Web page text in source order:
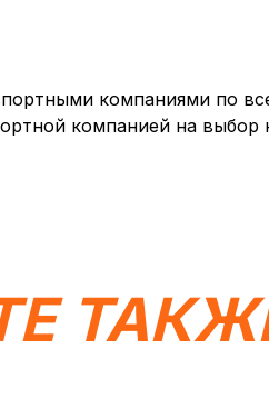
компаниями по
компанией на выбор